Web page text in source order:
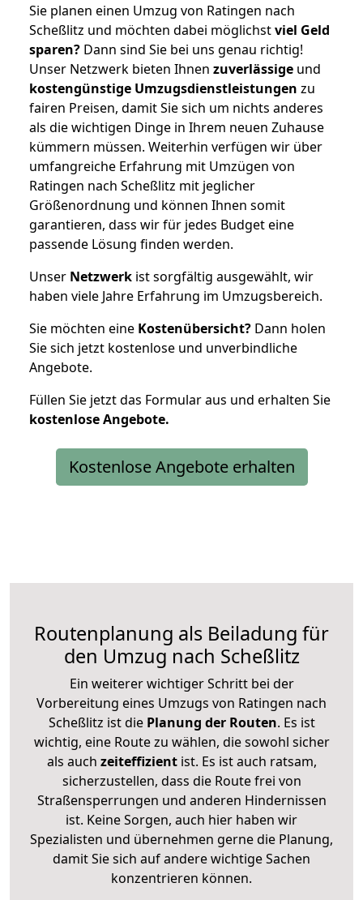
Sie planen einen Umzug von Ratingen nach
Scheßlitz und möchten dabei möglichstviel Geld
sparen? Dann sind Sie bei uns genau richtig!
Unser Netzwerk bieten Ihnen zuverlässige und
kostengünstige Umzugsdienstleistungen zu
fairen Preisen, damit Sie sich um nichts anderes
als die wichtigen Dinge in Ihrem neuen Zuhause
kümmern müssen. Weiterhin verfügen wir über
umfangreiche Erfahrung mit Umzügen von
Ratingen nach Scheßlitz mit jeglicher
Größenordnung und können Ihnen somit
garantieren, dass wir für jedes Budget eine
passende Lösung finden werden.
Unser Netzwerk ist sorgfältig ausgewählt, wir
haben viele Jahre Erfahrung im Umzugsbereich.
Sie möchten eine Kostenübersicht? Dann holen
Sie sich jetzt kostenlose und unverbindliche
Angebote.
Füllen Sie jetzt das Formular aus und erhalten Sie
kostenloseAngebote.
Kostenlose Angebote erhalten
Routenplanung als Beiladung für
den Umzug nach Scheßlitz
Ein weiterer wichtiger Schritt bei der
Vorbereitung eines Umzugs von Ratingen nach
Scheßlitz ist diePlanung der Routen. Es ist
wichtig, eine Route zu wählen, die sowohl sicher
als auch zeiteffizientist. Es ist auch ratsam,
sicherzustellen, dass die Route frei von
Straßensperrungen und anderen Hindernissen
ist. Keine Sorgen, auch hier haben wir
Spezialisten und übernehmen gerne die Planung,
damit Sie sich auf andere wichtige Sachen
konzentrieren können.